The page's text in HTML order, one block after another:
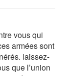
vous qui
armées sont
laissez-
que l’union